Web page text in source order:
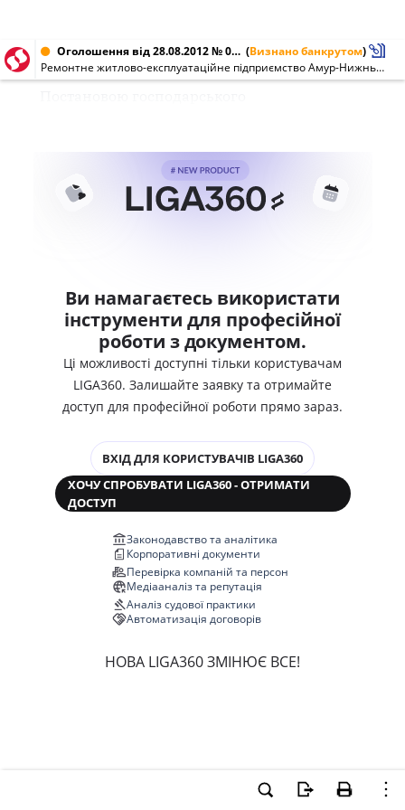
Оголошення від 28.08.2012 № 03341167 (Визнано банкрутом)
Ремонтне житлово-експлуатаційне підприємство Амур-Нижньодніпровського району м. Дніпропетровська (03341167)
Ви намагаєтесь використати
інструменти для професійної
роботи з документом.
Ці можливості доступні тільки користувачам
LIGA360. Залишайте заявку та отримайте
доступ для професійної роботи прямо зараз.
ВХІД ДЛЯ КОРИСТУВАЧІВ LIGA360
ХОЧУ СПРОБУВАТИ LIGA360 - ОТРИМАТИ
ДОСТУП
Законодавство та аналітика
Корпоративні документи
Перевірка компаній та персон
Медіааналіз та репутація
Аналіз судової практики
Автоматизація договорів
НОВА LIGA360 ЗМІНЮЄ ВСЕ!